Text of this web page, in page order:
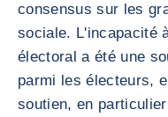
consensus sur les
sociale. L'incapacité
électoral a été une
parmi les électeurs,
soutien, en